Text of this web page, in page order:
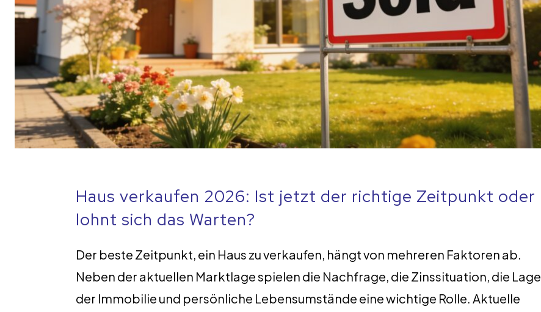
Haus verkaufen 2026: Ist jetzt der richtige Zeitpunkt oder
lohnt sich das Warten?
Der beste Zeitpunkt, ein Haus zu verkaufen, hängt von mehreren Faktoren ab.
Neben der aktuellen Marktlage spielen die Nachfrage, die Zinssituation, die Lage
der Immobilie und persönliche Lebensumstände eine wichtige Rolle. Aktuelle